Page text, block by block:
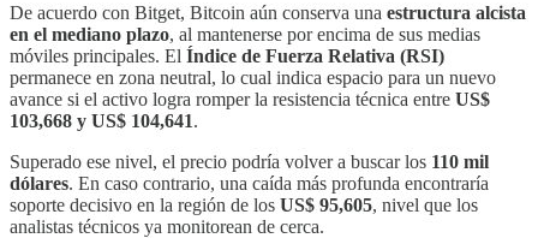
De acuerdo con Bitget, Bitcoin aún conserva una estructura alcista
en el mediano plazo, al mantenerse por encima de sus medias
móviles principales. El Índice de Fuerza Relativa (RSI)
permanece en zona neutral, lo cual indica espacio para un nuevo
avance si el activo logra romper la resistencia técnica entre US$
103,668 y US$ 104,641.
Superado ese nivel, el precio podría volver a buscar los 110 mil
dólares. En caso contrario, una caída más profunda encontraría
soporte decisivo en la región de los US$ 95,605, nivel que los
analistas técnicos ya monitorean de cerca.